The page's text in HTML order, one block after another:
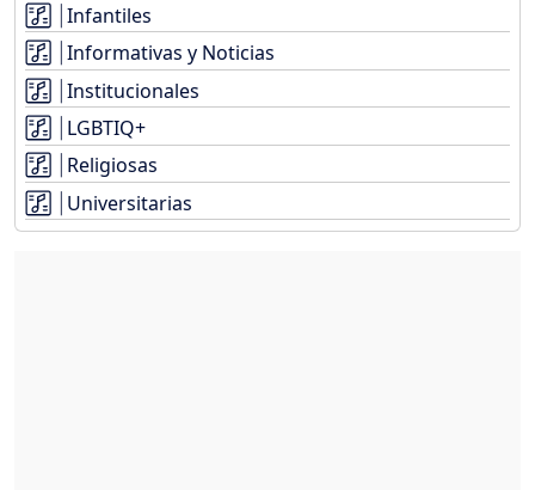
Infantiles
Informativas y Noticias
Institucionales
LGBTIQ+
Religiosas
Universitarias